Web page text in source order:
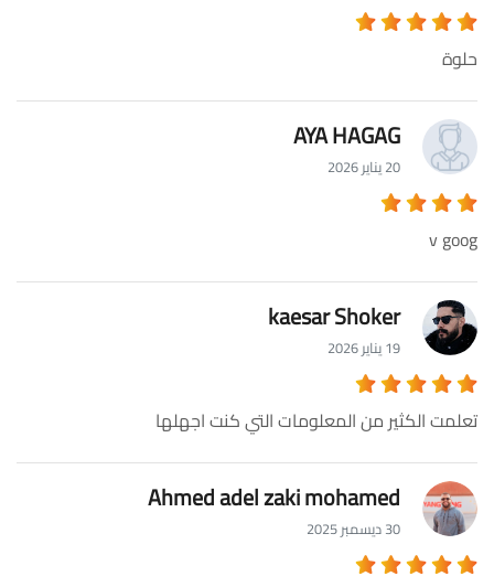
حلوة
AYA HAGAG
20 يناير 2026
v goog
kaesar Shoker
19 يناير 2026
تعلمت الكثير من المعلومات التي كنت اجهلها
Ahmed adel zaki mohamed
30 ديسمبر 2025